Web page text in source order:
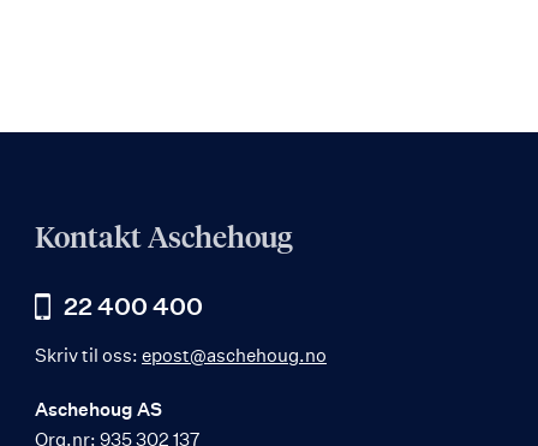
Kontakt Aschehoug
22 400 400
Skriv til oss: epost@aschehoug.no
Aschehoug AS
Org.nr: 935 302 137